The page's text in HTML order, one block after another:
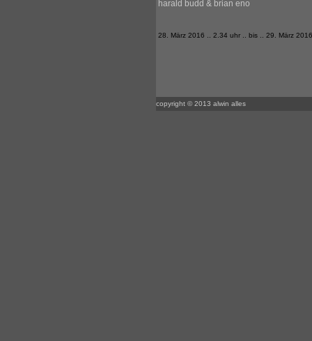
harald budd & brian eno
28. März 2016 .. 2.34 uhr .. bis .. 29. März
copyright © 2013 alwin alles